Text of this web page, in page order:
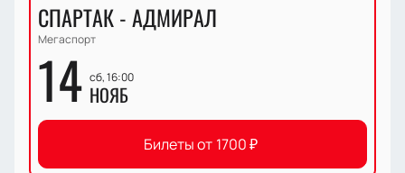
СПАРТАК - АДМИРАЛ
Мегаспорт
14 сб, 16:00
НОЯБ
Билеты от 1700₽